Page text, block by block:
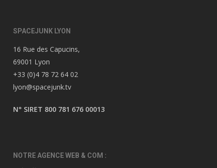
SPACEJUNK LYON
16 Rue des Capucins,
69001 Lyon
+33 (0)4 78 72 64 02
lyon@spacejunk.tv
N° SIRET 800 781 676 00013
NOTRE AGENCE WEB & COM :